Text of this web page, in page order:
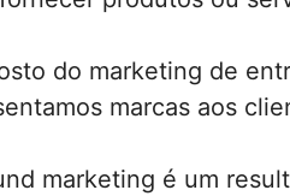
do marketing de
marcas aos
marketing é um